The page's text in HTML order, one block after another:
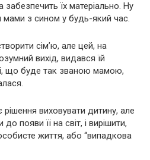
їх матеріально. Ну
мами з сином у будь-який час.
сім’ю, але цей, на
вихід, видався їй
що буде так званою мамою,
виховувати дитину, але
появи її на світ, і вирішити,
життя, або “випадкова